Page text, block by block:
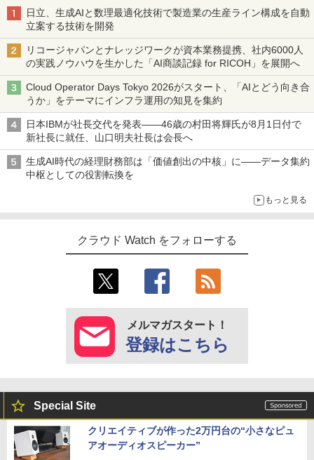
日立、生成AIと数理最適化技術で製造業の生産ライン構成を自動
立案する技術を開発
リコージャパンとナレッジワークが資本業務提携、社内6000人
の実践ノウハウを生かした「AI商談記録 for RICOH」を展開へ
Cloud Operator Days Tokyo 2026がスタート、「AIとどう向き合
うか」をテーマにインフラ運用の知見を集約
日本IBMが社長交代を発表――46歳の村田将輝氏が8月1日付で
新社長に就任、山口明夫社長は会長へ
生成AI時代の経理財務部は「価値創出の中核」に――データ集約
中枢としての役割転換を
もっと見る
クラウド Watch をフォローする
メルマガスタート！
登録はこちら
Special Site
クリエイティブが作った2万円台の“小さなピュ
アオーディオスピーカー”